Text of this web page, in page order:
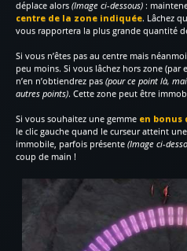
déplace alors (Image ci-dessous) :
centre de la zone indiquée. Lâchez
vous rapportera la plus grande quantité
Si vous n’êtes pas au centre mais
peu moins. Si vous lâchez hors zone
n’en n’obtiendrez pas (pour ce point là,
autres points). Cette zone peut être
Si vous souhaitez une gemme en
le clic gauche quand le curseur atteint
immobile, parfois présente (Image ci-
coup de main !